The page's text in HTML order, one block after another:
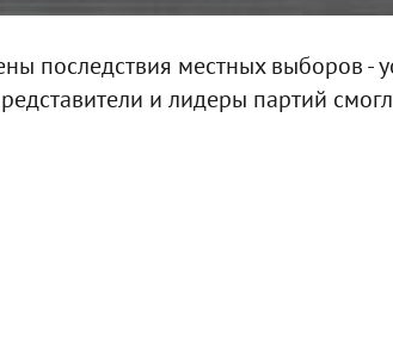
последствия местных выборов -
и лидеры партий